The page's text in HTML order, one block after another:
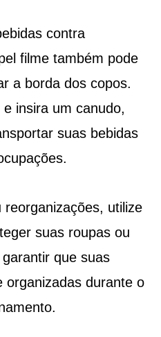
contra
filme também pode
a borda dos copos.
insira um canudo,
suas bebidas
utilize
suas roupas ou
que suas
organizadas durante o